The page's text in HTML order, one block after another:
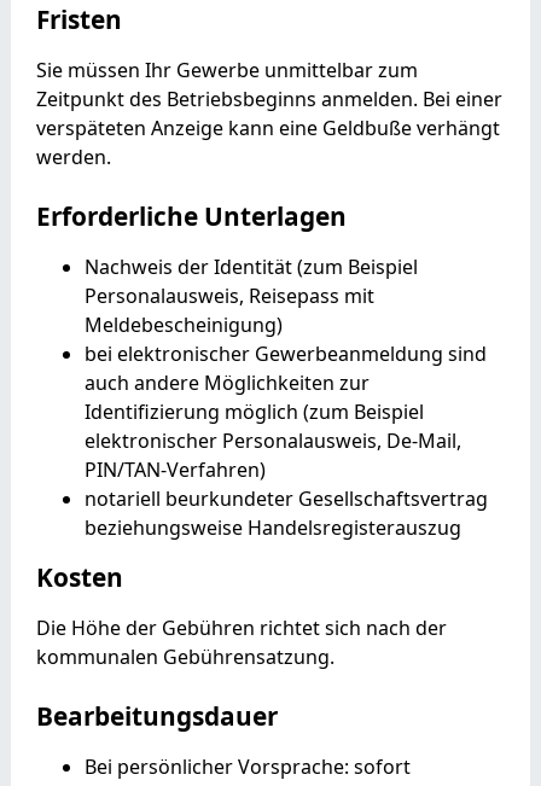
Fristen
Sie müssen Ihr Gewerbe unmittelbar zum
Zeitpunkt des Betriebsbeginns anmelden. Bei einer
verspäteten Anzeige kann eine Geldbuße verhängt
werden.
Erforderliche Unterlagen
Nachweis der Identität (zum Beispiel
Personalausweis, Reisepass mit
Meldebescheinigung)
bei elektronischer Gewerbeanmeldung sind
auch andere Möglichkeiten zur
Identifizierung möglich (zum Beispiel
elektronischer Personalausweis, De-Mail,
PIN/TAN-Verfahren)
notariell beurkundeter Gesellschaftsvertrag
beziehungsweise Handelsregisterauszug
Kosten
Die Höhe der Gebühren richtet sich nach der
kommunalen Gebührensatzung.
Bearbeitungsdauer
Bei persönlicher Vorsprache: sofort